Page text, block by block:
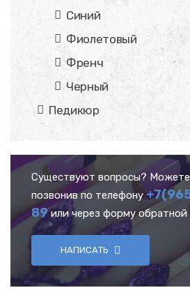
Синий
Фиолетовый
Френч
Черный
Педикюр
Существуют вопросы?
позвонив по телефону
89 или через форму обратной
НАПИСАТЬ